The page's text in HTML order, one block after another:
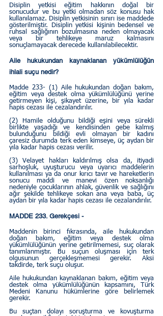
Disiplin yetkisi eğitim hakkının doğal bir
sonucudur ve bu yetki olmadan söz konusu hak
kullanılamaz. Disiplin yetkisinin sınırı ise maddede
gösterilmiştir. Disiplin yetkisi kişinin bedensel ve
ruhsal sağlığının bozulmasına neden olmayacak
veya bir tehlikeye maruz kalmasını
sonuçlamayacak derecede kullanılabilecektir.
Aile hukukundan kaynaklanan yükümlülüğün
ihlali suçu nedir?
Madde 233- (1) Aile hukukundan doğan bakım,
eğitim veya destek olma yükümlülüğünü yerine
getirmeyen kişi, şikayet üzerine, bir yıla kadar
hapis cezası ile cezalandırılır.
(2) Hamile olduğunu bildiği eşini veya sürekli
birlikte yaşadığı ve kendisinden gebe kalmış
bulunduğunu bildiği evli olmayan bir kadını
çaresiz durumda terk eden kimseye, üç aydan bir
yıla kadar hapis cezası verilir.
(3) Velayet hakları kaldırılmış olsa da, itiyadi
sarhoşluk, uyuşturucu veya uyarıcı maddelerin
kullanılması ya da onur kırıcı tavır ve hareketlerin
sonucu maddi ve manevi özen noksanlığı
nedeniyle çocuklarının ahlak, güvenlik ve sağlığını
ağır şekilde tehlikeye sokan ana veya baba, üç
aydan bir yıla kadar hapis cezası ile cezalandırılır.
MADDE 233. Gerekçesi -
Maddenin birinci fıkrasında, aile hukukundan
doğan bakım, eğitim veya destek olma
yükümlülüğünün yerine getirilmemesi, suç olarak
tanımlanmıştır. Bu suçun oluşması için terk
olgusunun gerçekleşmemesi gerekir. Aksi
takdirde, terk suçu oluşur.
Aile hukukundan kaynaklanan bakım, eğitim veya
destek olma yükümlülüğünün kapsamını, Türk
Medeni Kanunu hükümlerine göre belirlemek
gerekir.
Bu suçtan dolayı soruşturma ve kovuşturma